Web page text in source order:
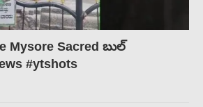
Mysore Sacred బుల్
#ytshots